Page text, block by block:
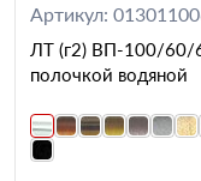
Артикул:
ЛТ (г2) ВП-100/60/
полочкой водяной